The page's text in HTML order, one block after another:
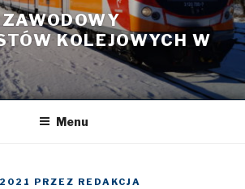
KOLEJOWYCH W
Menu
PRZEZ REDAKCJA